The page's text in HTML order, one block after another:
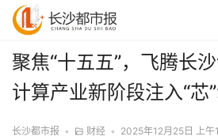
聚焦“十五五”，飞腾长
计算产业新阶段注入“芯
长沙都市报 • 财经 • 2025年12月25日 上